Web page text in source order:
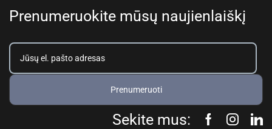
Prenumeruokite mūsų naujienlaiškį
Prenumeruoti
Sekite mus: